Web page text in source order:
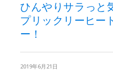
ひんやりサラっと
プリックリーヒー
ー！
2019年6月21日